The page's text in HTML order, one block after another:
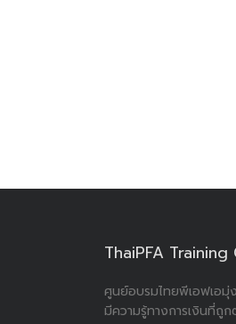
ThaiPFA
ศูนย์อบรมไทยพีเอฟเอมุ่
มีความรู้ทางการเงินที่ถู